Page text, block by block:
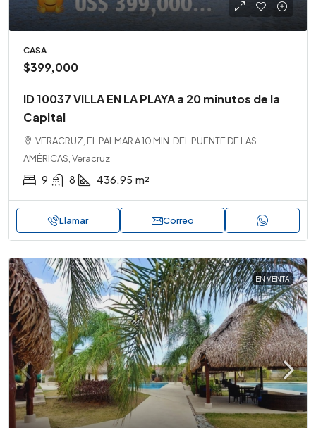
CASA
$399,000
ID 10037 VILLA EN LA PLAYA a 20 minutos de la
Capital
VERACRUZ, EL PALMAR A 10 MIN. DEL PUENTE DE LAS
AMÉRICAS, Veracruz
9 8 436.95 m²
Llamar Correo
EN VENTA